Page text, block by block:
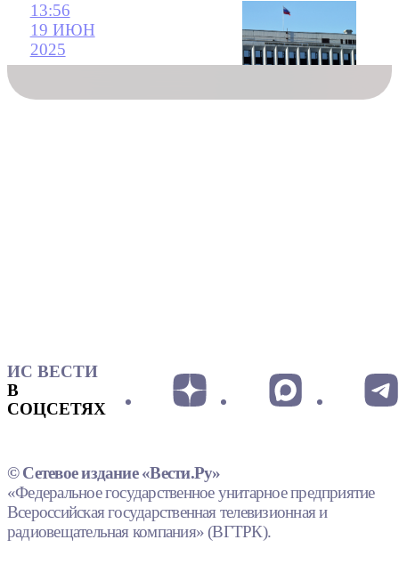
13:56
19 ИЮН
2025
ИС ВЕСТИ
В
СОЦСЕТЯХ
© Сетевое издание «Вести.Ру»
«Федеральное государственное унитарное предприятие
Всероссийская государственная телевизионная и
радиовещательная компания» (ВГТРК).